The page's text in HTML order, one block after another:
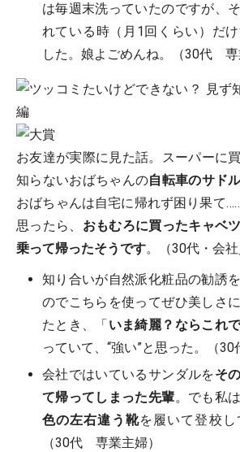
は毎週末洗っていたのですが、
れている時（月1回くらい）だ
した。娘よごめんね。（30代 専
お友達が実際に見た話。スーパーに
知らないおばちゃんの自転車のサド
おばちゃんは自宅に帰れず困り果て
思ったら、 おもむろに買ったキャベ
乗って帰ったそうです。（30代・会社
知り合いが自然派化粧品の勧誘
のでこちらを使ってぜひ美しさ
たとき、「 いま綺麗？ならこれ
っていて、“強い”と思った。（
会社ではいているサンダルをそ
て帰ってしまった先輩。でも私
色の左右違う靴を履いて登校し
（30代 専業主婦）